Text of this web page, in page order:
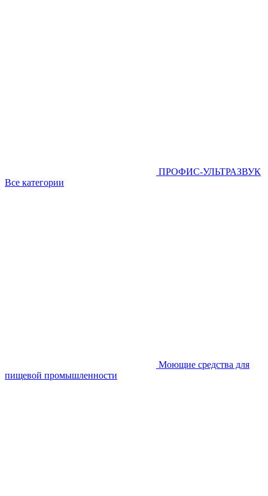
ПРОФИС-УЛЬТРАЗВУК
Все категории
Моющие средства для
пищевой промышленности